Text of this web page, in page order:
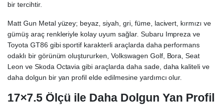
bir tercihtir.
Matt Gun Metal yüzey; beyaz, siyah, gri, füme, lacivert, kırmızı ve
gümüş araç renkleriyle kolay uyum sağlar. Subaru Impreza ve
Toyota GT86 gibi sportif karakterli araçlarda daha performans
odaklı bir görünüm oluştururken, Volkswagen Golf, Bora, Seat
Leon ve Skoda Octavia gibi araçlarda daha sade, daha kaliteli ve
daha dolgun bir yan profil elde edilmesine yardımcı olur.
17×7.5 Ölçü ile Daha Dolgun Yan Profil